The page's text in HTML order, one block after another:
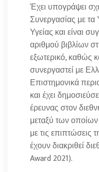
Έχει υπογράψει
Συνεργασίας με τα
Υγείας και είναι
αριθμού βιβλίων
εξωτερικό, καθώς
συνεργαστεί με
Επιστημονικά
και έχει
έρευνας στον
μεταξύ των
με τις επιπτώσεις
έχουν διακριθεί
Award 2021).